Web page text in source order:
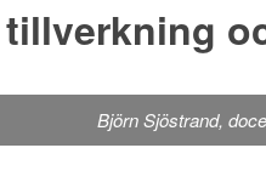
Björn Sjöstrand,